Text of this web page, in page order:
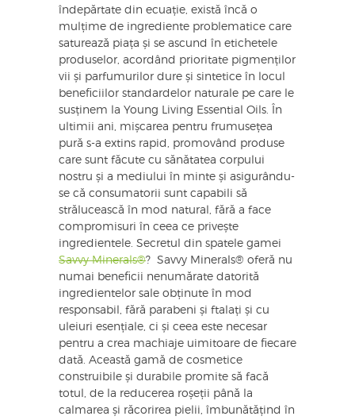
îndepărtate din ecuație, există încă o
mulțime de ingrediente problematice care
saturează piața și se ascund în etichetele
produselor, acordând prioritate pigmenților
vii și parfumurilor dure și sintetice în locul
beneficiilor standardelor naturale pe care le
susținem la Young Living Essential Oils. În
ultimii ani, mișcarea pentru frumusețea
pură s-a extins rapid, promovând produse
care sunt făcute cu sănătatea corpului
nostru și a mediului în minte și asigurându-
se că consumatorii sunt capabili să
strălucească în mod natural, fără a face
compromisuri în ceea ce privește
ingredientele. Secretul din spatele gamei
Savvy Minerals®? Savvy Minerals® oferă nu
numai beneficii nenumărate datorită
ingredientelor sale obținute în mod
responsabil, fără parabeni și ftalați și cu
uleiuri esențiale, ci și ceea este necesar
pentru a crea machiaje uimitoare de fiecare
dată. Această gamă de cosmetice
construibile și durabile promite să facă
totul, de la reducerea roșeții până la
calmarea și răcorirea pielii, îmbunătățind în